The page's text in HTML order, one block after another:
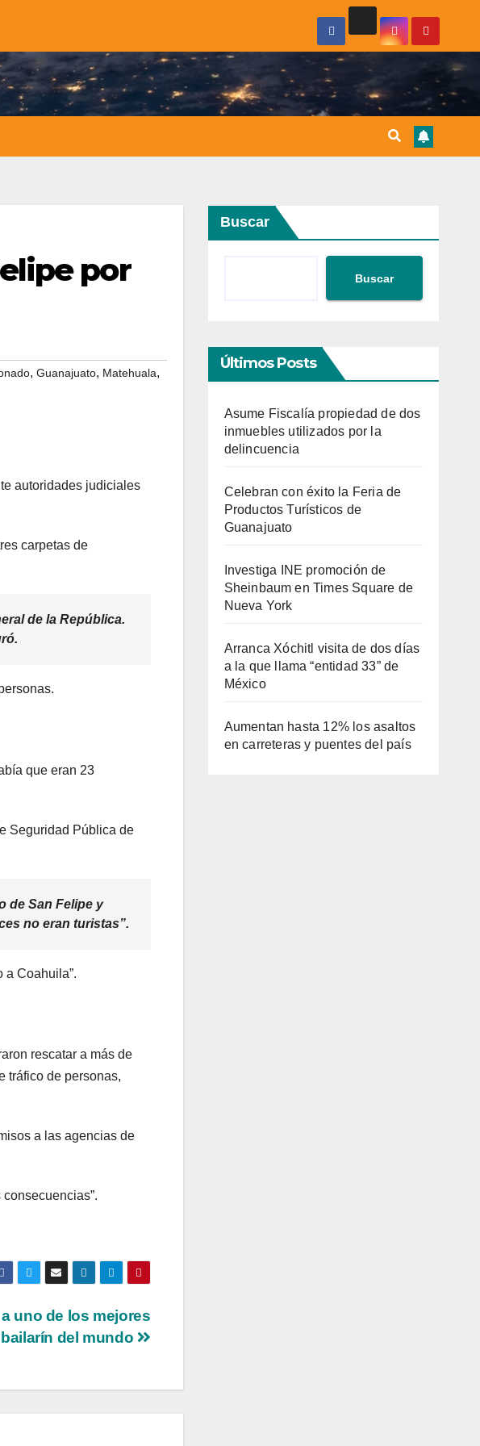
por
, Guanajuato, Matehuala,
autoridades judiciales
carpetas de
de la República.
que eran 23
Seguridad Pública de
de San Felipe y
no eran turistas”.
a Coahuila”.
rescatar a más de
tráfico de personas,
a las agencias de
uno de los mejores
del mundo
Buscar
Buscar
Últimos Posts
Asume Fiscalía propiedad de dos
inmuebles utilizados por la
delincuencia
Celebran con éxito la Feria de
Productos Turísticos de
Guanajuato
Investiga INE promoción de
Sheinbaum en Times Square de
Nueva York
Arranca Xóchitl visita de dos días
a la que llama “entidad 33” de
México
Aumentan hasta 12% los asaltos
en carreteras y puentes del país